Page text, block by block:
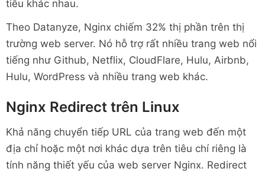
tiêu khác nhau.
Theo Datanyze, Nginx chiếm 32% thị phần trên thị
trường web server. Nó hỗ trợ rất nhiều trang web nổi
tiếng như Github, Netflix, CloudFlare, Hulu, Airbnb,
Hulu, WordPress và nhiều trang web khác.
Nginx Redirect trên Linux
Khả năng chuyển tiếp URL của trang web đến một
địa chỉ hoặc một nơi khác dựa trên tiêu chí riêng là
tính năng thiết yếu của web server Nginx. Redirect